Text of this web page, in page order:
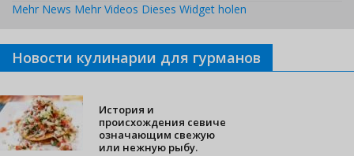
Mehr News Mehr Videos Dieses Widget holen
Новости кулинарии для гурманов
История и
происхождения севиче
означающим свежую
или нежную рыбу.